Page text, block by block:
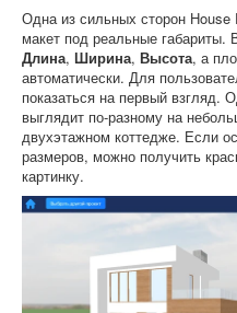
Одна из сильных сторон
макет под реальные габариты.
Длина, Ширина, Высота, а
автоматически. Для
показаться на первый
выглядит по-разному на
двухэтажном коттедже. Если
размеров, можно получить
картинку.